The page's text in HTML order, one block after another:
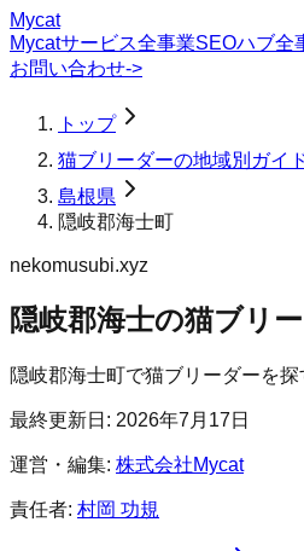
Mycat
Mycatサービス全事業SEOハブ全
お問い合わせ->
トップ
猫ブリーダーの地域別ガイ
島根県
隠岐郡海士町
nekomusubi.xyz
隠岐郡海士の猫ブリ
隠岐郡海士町で猫ブリーダーを
最終更新日: 2026年7月17日
運営・編集: 株式会社Mycat
責任者: 村岡 功規